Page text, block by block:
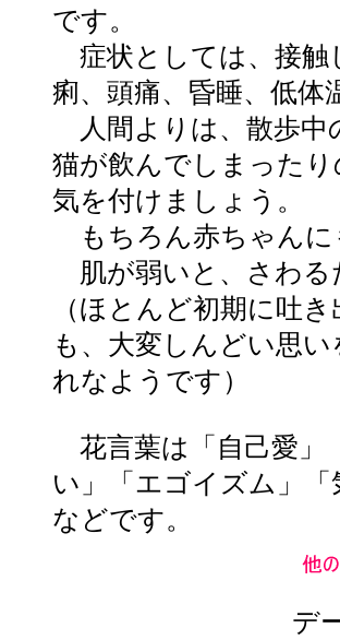
です。
症状としては、接触
痢、頭痛、昏睡、低体
人間よりは、散歩中
猫が飲んでしまった
気を付けましょう。
もちろん赤ちゃんに
肌が弱いと、さわる
（ほとんど初期に吐
も、大変しんどい思
れなようです）
花言葉は「自己愛」
い」「エゴイズム」
などです。
デ